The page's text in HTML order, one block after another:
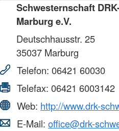
Schwesternschaft
Marburg e.V.
Deutschhausstr. 25
35037 Marburg
Telefon: 06421 60030
Telefax: 06421 6003142
Web: http://www.drk-
E-Mail: office@drk-